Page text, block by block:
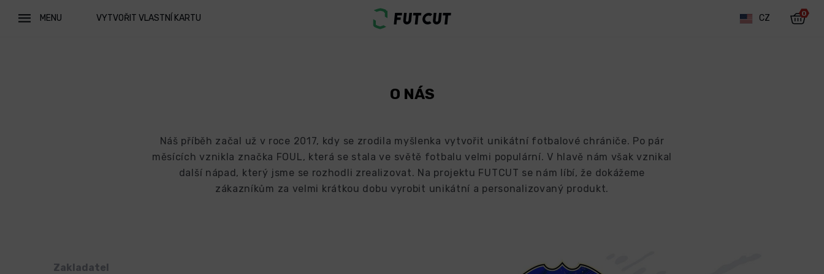
MENU VYTVOŘIT VLASTNÍ KARTU CZ 0
O NÁS
Náš příběh začal už v roce 2017, kdy se zrodila myšlenka vytvořit unikátní fotbalové chrániče. Po pár
měsících vznikla značka FOUL, která se stala ve světě fotbalu velmi populární. V hlavě nám však vznikal
další nápad, který jsme se rozhodli zrealizovat. Na projektu FUTCUT se nám líbí, že dokážeme
zákazníkům za velmi krátkou dobu vyrobit unikátní a personalizovaný produkt.
Zakladatel